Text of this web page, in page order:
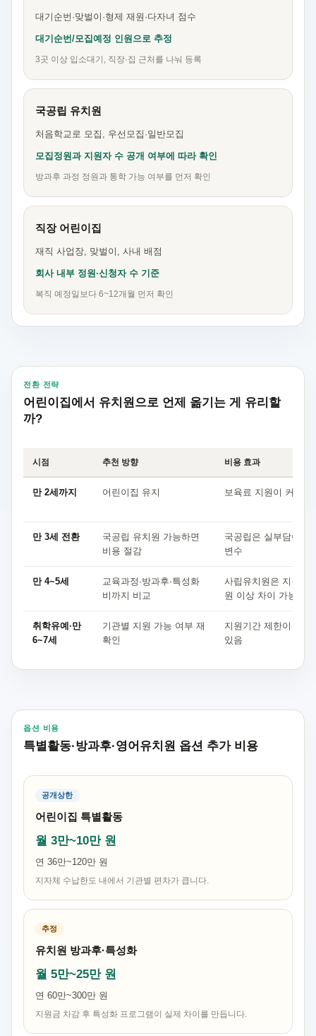
대기순번·맞벌이·형제 재원·다자녀 점수
대기순번/모집예정 인원으로 추정
3곳 이상 입소대기, 직장·집 근처를 나눠 등록
국공립 유치원
처음학교로 모집, 우선모집·일반모집
모집정원과 지원자 수 공개 여부에 따라 확인
방과후 과정 정원과 통학 가능 여부를 먼저 확인
직장 어린이집
재직 사업장, 맞벌이, 사내 배점
회사 내부 정원·신청자 수 기준
복직 예정일보다 6~12개월 먼저 확인
전환 전략
어린이집에서 유치원으로 언제 옮기는 게 유리할
까?
시점 추천 방향 비용 효과
만 2세까지 어린이집 유지 보육료 지원이 커서
만 3세 전환
국공립 유치원 가능하면
비용 절감
국공립은 실부담이
변수
만 4~5세
교육과정·방과후·특성화
비까지 비교
사립유치원은 지원금
원 이상 차이 가능
취학유예·만
6~7세
기관별 지원 가능 여부 재
확인
지원기간 제한이 있
있음
옵션 비용
특별활동·방과후·영어유치원 옵션 추가 비용
공개상한
어린이집 특별활동
월 3만~10만 원
연 36만~120만 원
지자체 수납한도 내에서 기관별 편차가 큽니다.
추정
유치원 방과후·특성화
월 5만~25만 원
연 60만~300만 원
지원금 차감 후 특성화 프로그램이 실제 차이를 만듭니다.